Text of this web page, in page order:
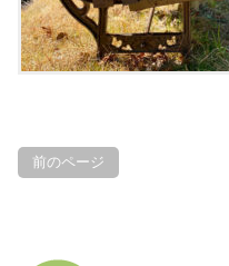
前のページ